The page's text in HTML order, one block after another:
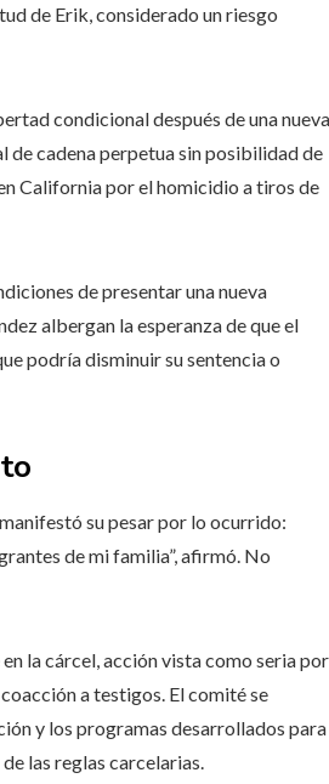
de Erik, considerado un riesgo
condicional después de una nueva
de cadena perpetua sin posibilidad de
California por el homicidio a tiros de
de presentar una nueva
albergan la esperanza de que el
podría disminuir su sentencia o
su pesar por lo ocurrido:
de mi familia”, afirmó. No
la cárcel, acción vista como seria por
a testigos. El comité se
y los programas desarrollados para
las reglas carcelarias.